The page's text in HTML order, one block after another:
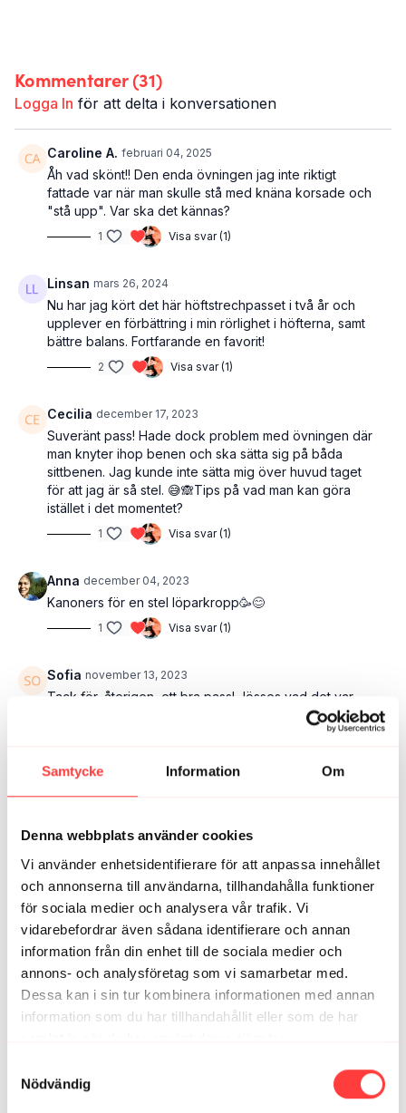
Samtycke Information Om
Denna webbplats använder cookies
Vi använder enhetsidentifierare för att anpassa innehållet
och annonserna till användarna, tillhandahålla funktioner
för sociala medier och analysera vår trafik. Vi
vidarebefordrar även sådana identifierare och annan
information från din enhet till de sociala medier och
annons- och analysföretag som vi samarbetar med.
Dessa kan i sin tur kombinera informationen med annan
information som du har tillhandahållit eller som de har
Nödvändig
Kommentarer (31)
Logga In för att delta i konversationen
Caroline A. februari 04, 2025
Åh vad skönt!! Den enda övningen jag inte riktigt
fattade var när man skulle stå med knäna korsade och
"stå upp". Var ska det kännas?
1 Visa svar (1)
Linsan mars 26, 2024
Nu har jag kört det här höftstrechpasset i två år och
upplever en förbättring i min rörlighet i höfterna, samt
bättre balans. Fortfarande en favorit!
2 Visa svar (1)
Cecilia december 17, 2023
Suveränt pass! Hade dock problem med övningen där
man knyter ihop benen och ska sätta sig på båda
sittbenen. Jag kunde inte sätta mig över huvud taget
för att jag är så stel. 😅🙈Tips på vad man kan göra
istället i det momentet?
1 Visa svar (1)
Anna december 04, 2023
Kanoners för en stel löparkropp🥳😊
1 Visa svar (1)
Sofia november 13, 2023
Tack för, återigen, ett bra pass! Jösses vad det var
stelt här 😅 Övningen med knäna på led och man ska
sätta sig på rumpan - finns det nåt alternativ? Här blev
1 Visa svar (1)
Kanon efter mitt distanspass ☺️
1 Visa svar (1)
Saila A.
Första klippet jag såg. Helt såld. Tack!❤️
Petra W. juli 01, 2023
Har kört ett antal olika pass nu, främst styrka, och det är
verkligen helt fantastiska pass ni satt ihop! Ni är så